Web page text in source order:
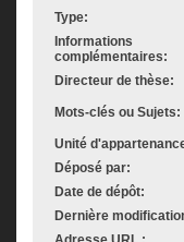
Type:
Informations
complémentaires:
Directeur de thèse:
Mots-clés ou Sujets:
Unité
Déposé par:
Date de dépôt:
Dernière